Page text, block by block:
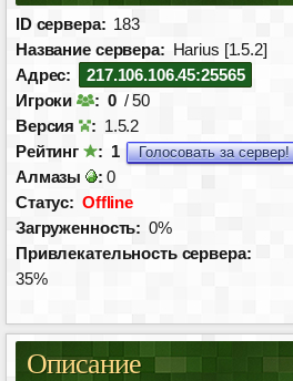
ID сервера: 183
Название сервера: Harius [1.5.2]
Адрес:
217.106.106.45:25565
Игроки
: 0 / 50
Версия
: 1.5.2
Рейтинг
: 1 Голосовать за сервер!
Алмазы : 0
Статус: Offline
Загруженность: 0%
Привлекательность сервера:
35%
Описание